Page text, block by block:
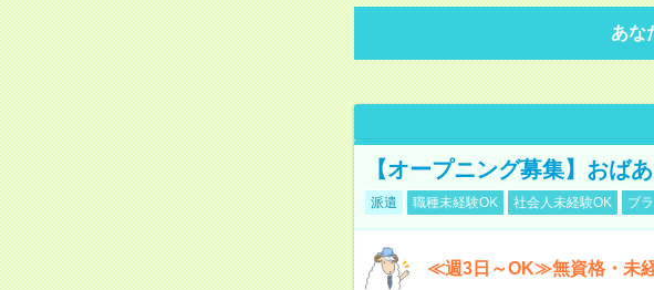
あな
【オープニング募集】おば
派遣 職種未経験OK 社会人未経験OK ブ
≪週3日～OK≫無資格・未経